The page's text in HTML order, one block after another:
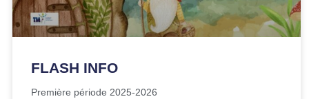
FLASH INFO
Première période 2025-2026